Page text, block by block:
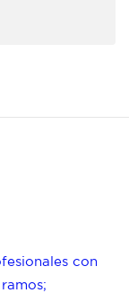
con